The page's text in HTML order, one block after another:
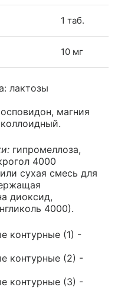
1 таб.
10 мг
лактозы
магния
гипромеллоза,
4000
сухая смесь для
диоксид,
4000).
контурные (1) -
контурные (2) -
контурные (3) -